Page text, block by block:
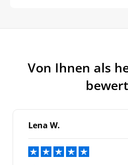
Von Ihnen als
Lena W.